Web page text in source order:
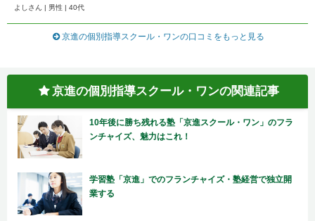
よしさん | 男性 | 40代
京進の個別指導スクール・ワンの口コミをもっと見る
京進の個別指導スクール・ワンの関連記事
10年後に勝ち残れる塾「京進スクール・ワン」のフラ
ンチャイズ、魅力はこれ！
学習塾「京進」でのフランチャイズ・塾経営で独立開
業する